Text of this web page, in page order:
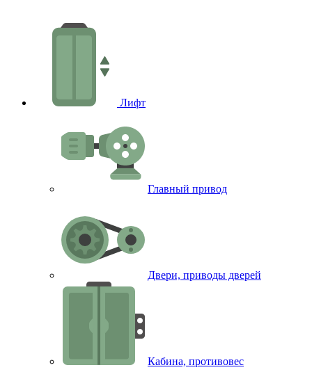
Лифт
Главный привод
Двери, приводы дверей
Кабина, противовес